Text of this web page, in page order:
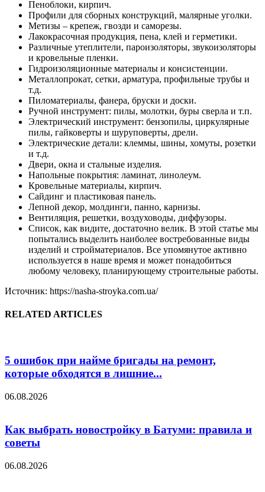
Пеноблоки, кирпич.
Профили для сборных конструкций, малярные уголки.
Метизы – крепеж, гвозди и саморезы.
Лакокрасочная продукция, пена, клей и герметики.
Различные утеплители, пароизоляторы, звукоизоляторы
и кровельные пленки.
Гидроизоляционные материалы и консистенции.
Металлопрокат, сетки, арматура, профильные трубы и
т.д.
Пиломатериалы, фанера, бруски и доски.
Ручной инструмент: пилы, молотки, буры сверла и т.п.
Электрический инструмент: бензопилы, циркулярные
пилы, гайковерты и шуруповерты, дрели.
Электрические детали: клеммы, шины, хомуты, розетки
и т.д.
Двери, окна и стальные изделия.
Напольные покрытия: ламинат, линолеум.
Кровельные материалы, кирпич.
Сайдинг и пластиковая панель.
Лепной декор, молдинги, панно, карнизы.
Вентиляция, решетки, воздуховоды, диффузоры.
Список, как видите, достаточно велик. В этой статье мы
попытались выделить наиболее востребованные виды
изделий и стройматериалов. Все упомянутое активно
используется в наше время и может понадобиться
любому человеку, планирующему строительные работы.
Источник: https://nasha-stroyka.com.ua/
RELATED ARTICLES
5 ошибок при найме бригады на ремонт,
которые обходятся в лишние...
06.08.2026
Как выбрать новостройку в Батуми: правила и
советы
06.08.2026